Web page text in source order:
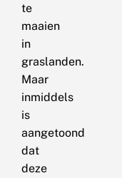
te
maaien
in
graslanden.
Maar
inmiddels
is
aangetoond
dat
deze